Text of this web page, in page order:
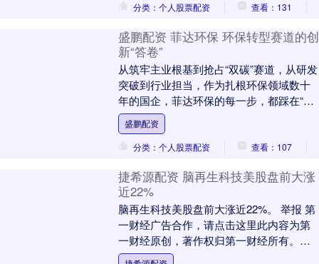
分类：个人股票配资
查看：131
盛鹏配资 菲达环保 环保转型赛道的创
新“答卷”
从筑牢主业根基到抢占“双碳”赛道，从研发
突破到行业担当，作为扎根环保领域数十
年的国企，菲达环保的每一步，都踩在“国
企责任”与“市场活力”的平衡点上。 2024
年....
盛鹏配资
分类：个人股票配资
查看：107
捷希源配资 脑再生科技美股盘前大涨
近22%
脑再生科技美股盘前大涨近22%。 举报 第
一财经广告合作，请点击这里此内容为第
一财经原创，著作权归第一财经所有。未
经第一财经书面授权，不得以任何方式加